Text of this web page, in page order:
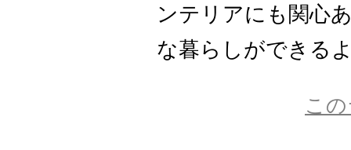
ンテリアにも関心
な暮らしができる
こ